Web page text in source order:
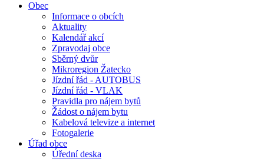
Obec
Informace o obcích
Aktuality
Kalendář akcí
Zpravodaj obce
Sběrný dvůr
Mikroregion Žatecko
Jízdní řád - AUTOBUS
Jízdní řád - VLAK
Pravidla pro nájem bytů
Žádost o nájem bytu
Kabelová televize a internet
Fotogalerie
Úřad obce
Úřední deska